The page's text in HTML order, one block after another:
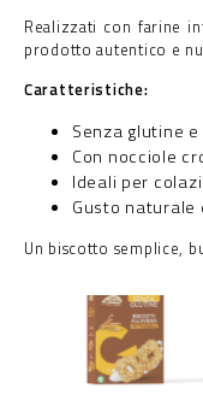
Realizzati con farine
prodotto autentico e
Caratteristiche:
Senza glutine
Con nocciole
Ideali per
Gusto naturale
Un biscotto semplice,